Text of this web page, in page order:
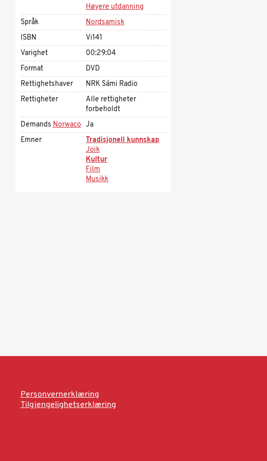
Høyere utdanning
Språk
Nordsamisk
ISBN
Vi141
Varighet
00:29:04
Format
DVD
Rettighetshaver
NRK Sámi Radio
Rettigheter
Alle rettigheter
forbeholdt
DemandsNorwaco Ja
Emner
Tradisjonell kunnskap
Joik
Kultur
Film
Musikk
Personvernerklæring
Tilgjengelighetserklæring